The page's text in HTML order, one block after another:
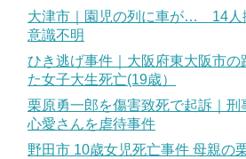
大津市｜園児の列に車が… 14
意識不明
ひき逃げ事件｜大阪府東大阪市の
た女子大生死亡(19歳）
栗原勇一郎を傷害致死で起訴｜刑
心愛さんを虐待事件
野田市 10歳女児死亡事件 母親の